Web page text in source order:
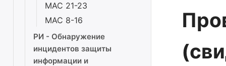
МАС 21-23
МАС 8-16
РИ - Обнаружение
инцидентов защиты
информации и